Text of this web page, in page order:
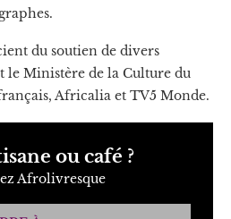
du soutien de divers
le Ministère de la Culture du
Africalia et TV5 Monde.
ou café ?
Afrolivresque